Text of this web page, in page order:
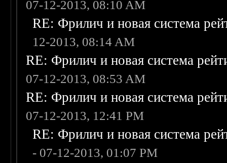
07-12-2013, 08:10 AM
RE: Фрилич и новая система
12-2013, 08:14 AM
RE: Фрилич и новая система
07-12-2013, 08:53 AM
RE: Фрилич и новая система
07-12-2013, 12:41 PM
RE: Фрилич и новая система
- 07-12-2013, 01:07 PM